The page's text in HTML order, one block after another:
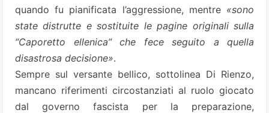
quando fu pianificata l’aggressione, mentre «sono
state distrutte e sostituite le pagine originali sulla
“Caporetto ellenica” che fece seguito a quella
disastrosa decisione».
Sempre sul versante bellico, sottolinea Di Rienzo,
mancano riferimenti circostanziati al ruolo giocato
dal governo fascista per la preparazione,